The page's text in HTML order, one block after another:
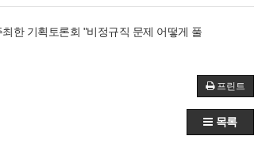
한 기획토론회 "비정규직 문제 어떻게 풀
프린트
목록